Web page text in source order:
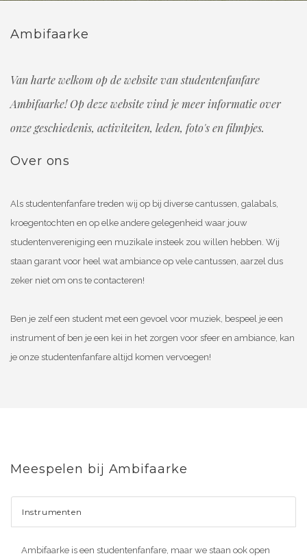
Ambifaarke
Van harte welkom op de website van studentenfanfare
Ambifaarke! Op deze website vind je meer informatie over
onze geschiedenis, activiteiten, leden, foto's en filmpjes.
Over ons
Als studentenfanfare treden wij op bij diverse cantussen, galabals,
kroegentochten en op elke andere gelegenheid waar jouw
studentenvereniging een muzikale insteek zou willen hebben. Wij
staan garant voor heel wat ambiance op vele cantussen, aarzel dus
zeker niet om ons te contacteren!
Ben je zelf een student met een gevoel voor muziek, bespeel je een
instrument of ben je een kei in het zorgen voor sfeer en ambiance, kan
je onze studentenfanfare altijd komen vervoegen!
Meespelen bij Ambifaarke
Instrumenten
Ambifaarke is een studentenfanfare, maar we staan ook open